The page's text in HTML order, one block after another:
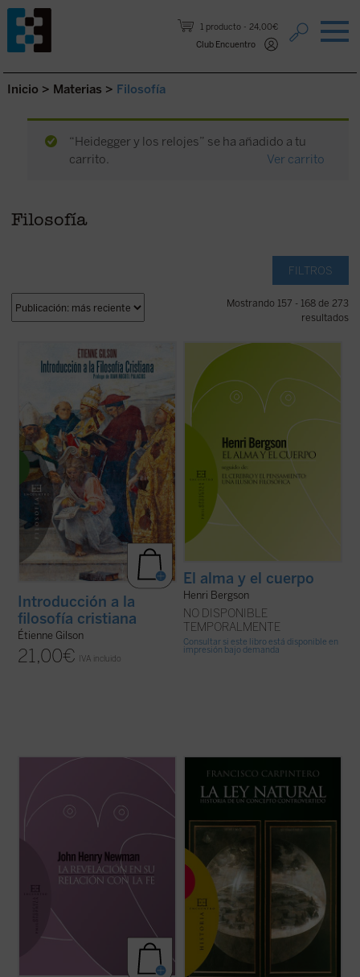
1 producto
24,00€
Club Encuentro
Saltar al contenido.
Inicio > Materias > Filosofía
“Heidegger y los relojes” se ha añadido a tu
carrito.
Ver carrito
Filosofía
FILTROS
Mostrando 157 - 168 de 273
resultados
Prólogo de Juan Miguel Palacios
En este libro, inédito hasta ahora en
español, descubrimos un ensayo brillante
del Gilson maduro, una disertación otoñal
sobre las ideas más queridas del gran
medievalista, presentadas en tres ...
ficha)
Introducción a la
filosofía cristiana
Étienne Gilson
21,00€ IVA incluido
El problema de la relación cuerpo-alma es
de los que no dejan a nadie indiferente. Hay
que añadir además que es un problema
ineludible. Porque tanto si se admite la
dualidad última, metafísica, de ambos
términos, como si se niega, por ...
El alma y el cuerpo
Henri Bergson
NO DISPONIBLE
TEMPORALMENTE
Consultar si este libro está disponible en
impresión bajo demanda
español, J.H. Newman quiere responder a
la acusación de escepticismo que le
expone su ...
«Las doctrinas sobre el derecho natural se
han formado dentro de un esfuerzo
conjunto en el que han participado filósofos,
teólogos y juristas, paganos y cristianos».
simplismo o la ideologización con que ...